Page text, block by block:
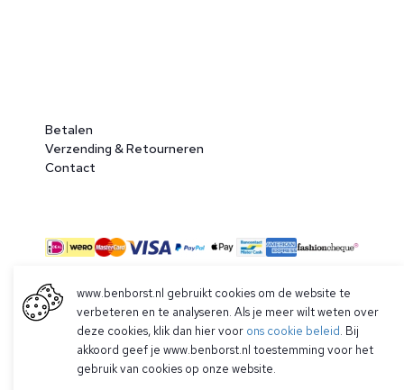
Betalen
Verzending & Retourneren
Contact
© 2026 Ben Borst
|Algemene voorwaarden|Privacy Policy
www.benborst.nl gebruikt cookies om de website te
verbeteren en te analyseren. Als je meer wilt weten over
deze cookies, klik dan hier voor ons cookie beleid. Bij
akkoord geef je www.benborst.nl toestemming voor het
gebruik van cookies op onze website.